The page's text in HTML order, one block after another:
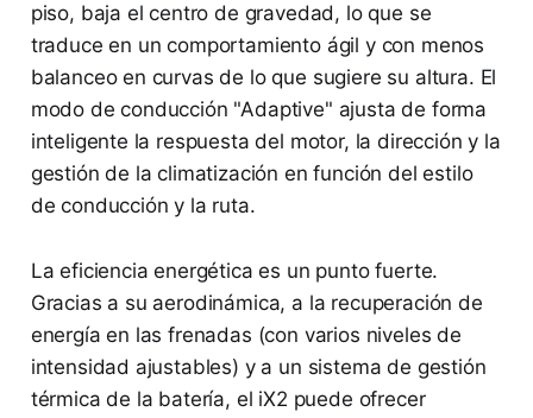
piso, baja el centro de gravedad, lo que se
traduce en un comportamiento ágil y con menos
balanceo en curvas de lo que sugiere su altura. El
modo de conducción "Adaptive" ajusta de forma
inteligente la respuesta del motor, la dirección y la
gestión de la climatización en función del estilo
de conducción y la ruta.
La eficiencia energética es un punto fuerte.
Gracias a su aerodinámica, a la recuperación de
energía en las frenadas (con varios niveles de
intensidad ajustables) y a un sistema de gestión
térmica de la batería, el iX2 puede ofrecer